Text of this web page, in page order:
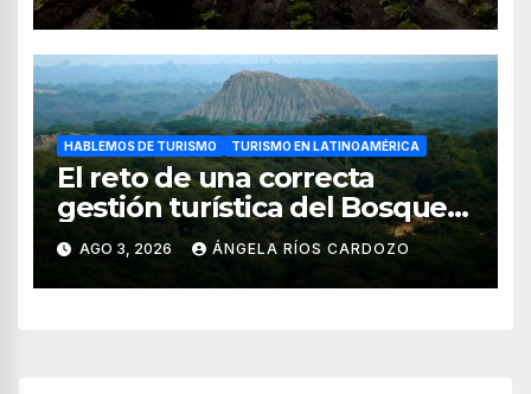
HABLEMOS DE TURISMO TURISMO EN LATINOAMÉRICA
El reto de una correcta
gestión turística del Bosque
de Pomac (en Perú)
AGO 3, 2026 ÁNGELA RÍOS CARDOZO